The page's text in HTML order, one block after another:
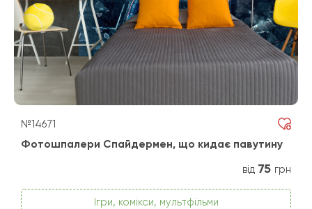
№14671
Фотошпалери Спайдермен, що кидає павутину
від 75 грн
Ігри, комікси, мультфільми